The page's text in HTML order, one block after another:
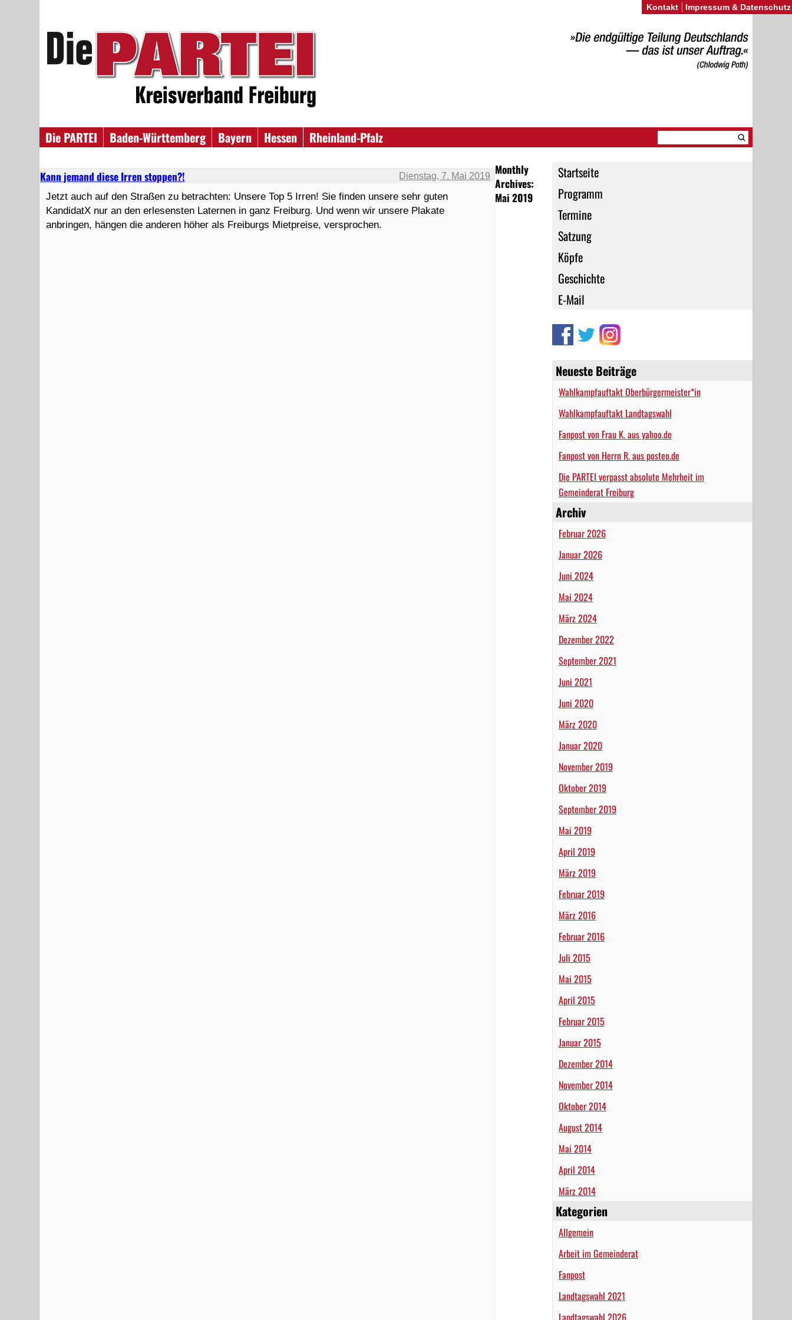
Die PARTEI Baden-Württemberg Bayern Hessen
Rheinland-Pfalz
Startseite
Programm
Termine
Satzung
Köpfe
Geschichte
E-Mail
Neueste Beiträge
Wahlkampfauftakt Oberbürgermeister*in
Wahlkampfauftakt Landtagswahl
Fanpost von Frau K. aus yahoo.de
Fanpost von Herrn R. aus posteo.de
Die PARTEI verpasst absolute Mehrheit im
Gemeinderat Freiburg
Archiv
Februar 2026
Januar 2026
Juni 2024
Mai 2024
März 2024
Dezember 2022
September 2021
Juni 2021
Juni 2020
März 2020
Januar 2020
November 2019
Oktober 2019
September 2019
Mai 2019
April 2019
März 2019
Februar 2019
März 2016
Februar 2016
Juli 2015
Mai 2015
April 2015
Februar 2015
Januar 2015
Dezember 2014
November 2014
Oktober 2014
August 2014
Mai 2014
April 2014
März 2014
Kategorien
Allgemein
Arbeit im Gemeinderat
Fanpost
Landtagswahl 2021
Landtagswahl 2026
Monthly
Archives:
Mai 2019
Kann jemand diese Irren stoppen?! Dienstag, 7. Mai 2019
Jetzt auch auf den Straßen zu betrachten: Unsere Top 5 Irren! Sie finden unsere sehr guten
KandidatX nur an den erlesensten Laternen in ganz Freiburg. Und wenn wir unsere Plakate
anbringen, hängen die anderen höher als Freiburgs Mietpreise, versprochen.
Kontakt Impressum & Datenschutz